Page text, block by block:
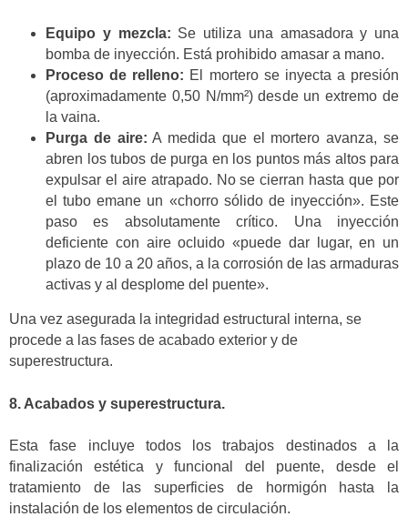
Equipo y mezcla: Se utiliza una amasadora y una
bomba de inyección. Está prohibido amasar a mano.
Proceso de relleno: El mortero se inyecta a presión
(aproximadamente 0,50 N/mm²) desde un extremo de
la vaina.
Purga de aire: A medida que el mortero avanza, se
abren los tubos de purga en los puntos más altos para
expulsar el aire atrapado. No se cierran hasta que por
el tubo emane un «chorro sólido de inyección». Este
paso es absolutamente crítico. Una inyección
deficiente con aire ocluido «puede dar lugar, en un
plazo de 10 a 20 años, a la corrosión de las armaduras
activas y al desplome del puente».
Una vez asegurada la integridad estructural interna, se
procede a las fases de acabado exterior y de
superestructura.
8. Acabados y superestructura.
Esta fase incluye todos los trabajos destinados a la
finalización estética y funcional del puente, desde el
tratamiento de las superficies de hormigón hasta la
instalación de los elementos de circulación.